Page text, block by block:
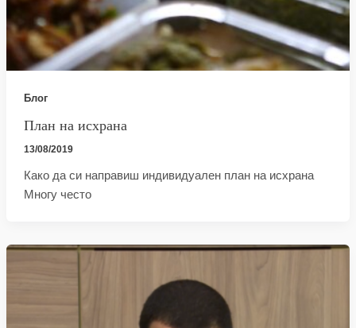
Блог
План на исхрана
13/08/2019
Како да си направиш индивидуален план на исхрана
Многу често